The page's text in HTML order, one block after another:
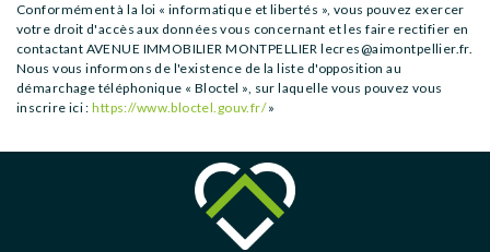
Conformément à la loi « informatique et libertés », vous pouvez exercer
votre droit d'accès aux données vous concernant et les faire rectifier en
contactant AVENUE IMMOBILIER MONTPELLIER lecres@aimontpellier.fr.
Nous vous informons de l'existence de la liste d'opposition au
démarchage téléphonique « Bloctel », sur laquelle vous pouvez vous
inscrire ici :https://www.bloctel.gouv.fr/»